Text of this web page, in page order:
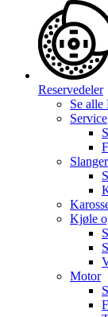
Reservedeler
Se alle
Service
Kjøle
Motor